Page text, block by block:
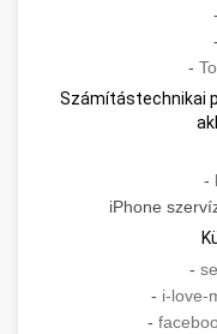
-
-
-
Számítástechnikai
-
iPhone
-
- i-love-
-